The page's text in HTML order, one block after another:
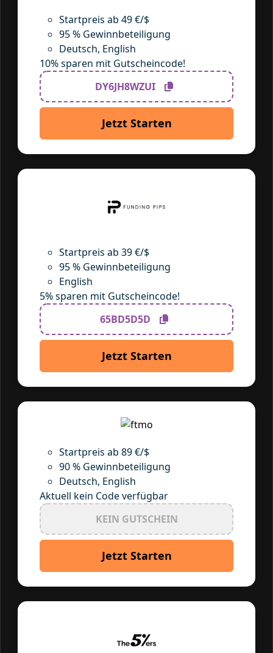
Startpreis ab 49 €/$
95 % Gewinnbeteiligung
Deutsch, English
10% sparen mit Gutscheincode!
DY6JH8WZUI
Jetzt Starten
Startpreis ab 39 €/$
95 % Gewinnbeteiligung
English
5% sparen mit Gutscheincode!
65BD5D5D
Jetzt Starten
Startpreis ab 89 €/$
90 % Gewinnbeteiligung
Deutsch, English
Aktuell kein Code verfügbar
KEIN GUTSCHEIN
Jetzt Starten